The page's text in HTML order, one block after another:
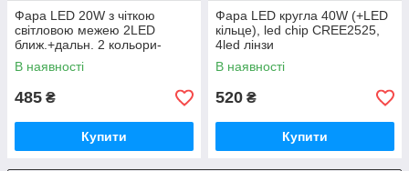
Фара LED 20W з чіткою
світловою межею 2LED
ближ.+дальн. 2 кольори-
біл.+бурштин
В наявності
485 ₴
Купити
Фара LED кругла 40W (+LED
кільце), led chip CREE2525,
4led лінзи
В наявності
520 ₴
Купити